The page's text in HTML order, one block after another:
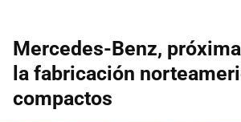
Mercedes-Benz,
la fabricación
compactos